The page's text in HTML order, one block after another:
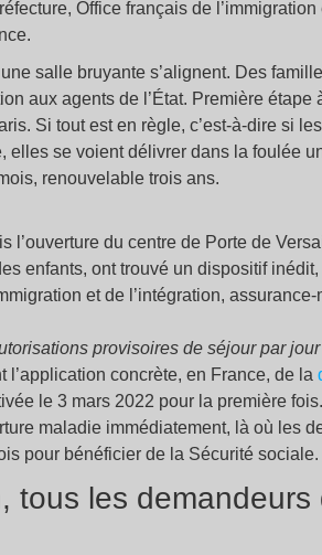
Office français de
salle bruyante s’alignent. Des
aux agents de l’État. Première étape
Si tout est en règle, c’est-à-dire si
elles se voient délivrer dans la foulée
renouvelable trois ans.
l’ouverture du centre de Porte de
enfants, ont trouvé un dispositif
et de l’intégration,
provisoires de séjour par
l’application concrète, en France, de la
le 3 mars 2022 pour la première
maladie immédiatement, là où les
pour bénéficier de la Sécurité sociale.
tous les demandeurs